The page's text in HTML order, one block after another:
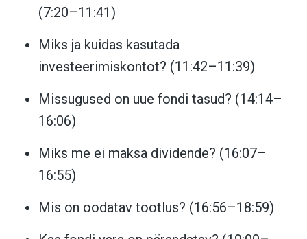
(7:20–11:41)
Miks ja kuidas kasutada
investeerimiskontot? (11:42–11:39)
Missugused on uue fondi tasud? (14:14–
16:06)
Miks me ei maksa dividende? (16:07–
16:55)
Mis on oodatav tootlus? (16:56–18:59)